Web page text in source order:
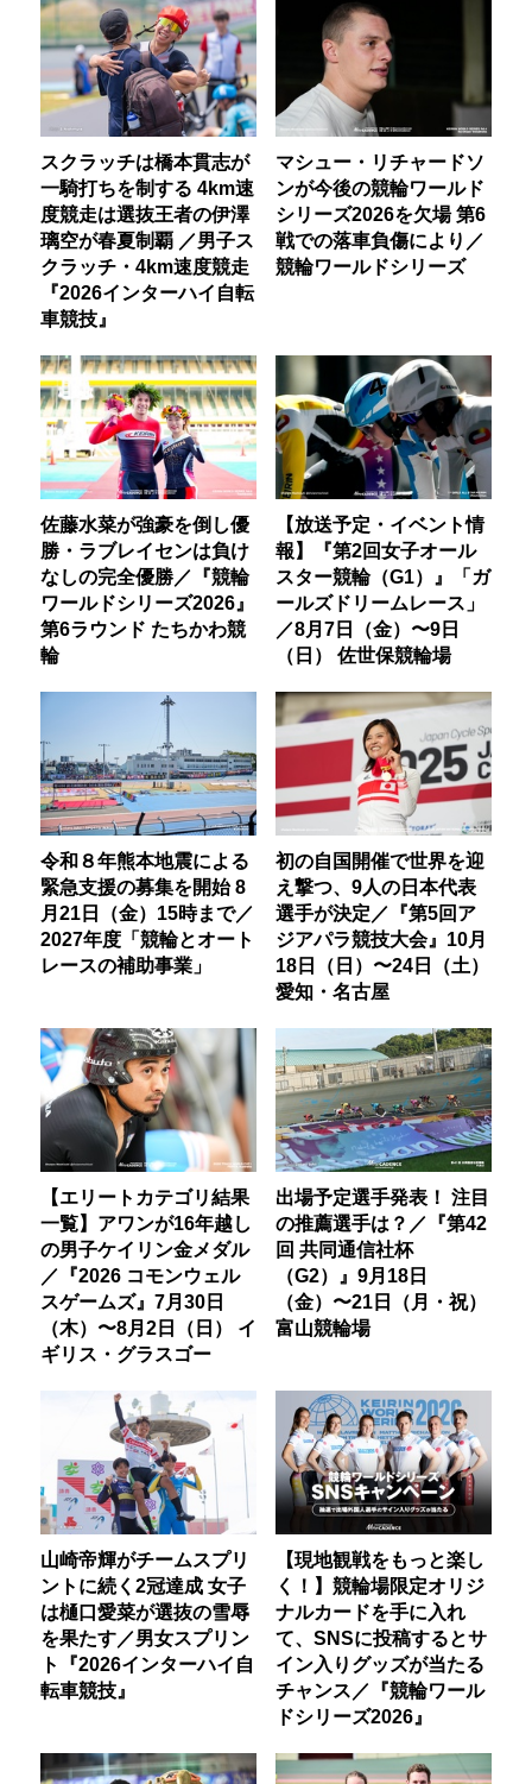
スクラッチは橋本貫志が
一騎打ちを制する 4km速
度競走は選抜王者の伊澤
璃空が春夏制覇 ／男子ス
クラッチ・4km速度競走
『2026インターハイ自転
車競技』
マシュー・リチャードソ
ンが今後の競輪ワールド
シリーズ2026を欠場 第6
戦での落車負傷により／
競輪ワールドシリーズ
佐藤水菜が強豪を倒し優
勝・ラブレイセンは負け
なしの完全優勝／『競輪
ワールドシリーズ2026』
第6ラウンド たちかわ競
輪
【放送予定・イベント情
報】『第2回女子オール
スター競輪（G1）』「ガ
ールズドリームレース」
／8月7日（金）〜9日
（日） 佐世保競輪場
令和８年熊本地震による
緊急支援の募集を開始 8
月21日（金）15時まで／
2027年度「競輪とオート
レースの補助事業」
初の自国開催で世界を迎
え撃つ、9人の日本代表
選手が決定／『第5回ア
ジアパラ競技大会』10月
18日（日）〜24日（土）
愛知・名古屋
【エリートカテゴリ結果
一覧】アワンが16年越し
の男子ケイリン金メダル
／『2026 コモンウェル
スゲームズ』7月30日
（木）〜8月2日（日） イ
ギリス・グラスゴー
出場予定選手発表！ 注目
の推薦選手は？／『第42
回 共同通信社杯
（G2）』9月18日
（金）〜21日（月・祝）
富山競輪場
山崎帝輝がチームスプリ
ントに続く2冠達成 女子
は樋口愛菜が選抜の雪辱
を果たす／男女スプリン
ト『2026インターハイ自
転車競技』
【現地観戦をもっと楽し
く！】競輪場限定オリジ
ナルカードを手に入れ
て、SNSに投稿するとサ
イン入りグッズが当たる
チャンス／『競輪ワール
ドシリーズ2026』